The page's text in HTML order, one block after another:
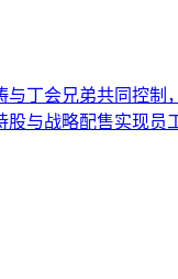
丁会兄弟共同控制
与战略配售实现员